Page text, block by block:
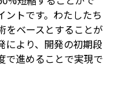
ントです。わたしたち
をベースとすることが
により、開発の初期段
で進めることで実現で